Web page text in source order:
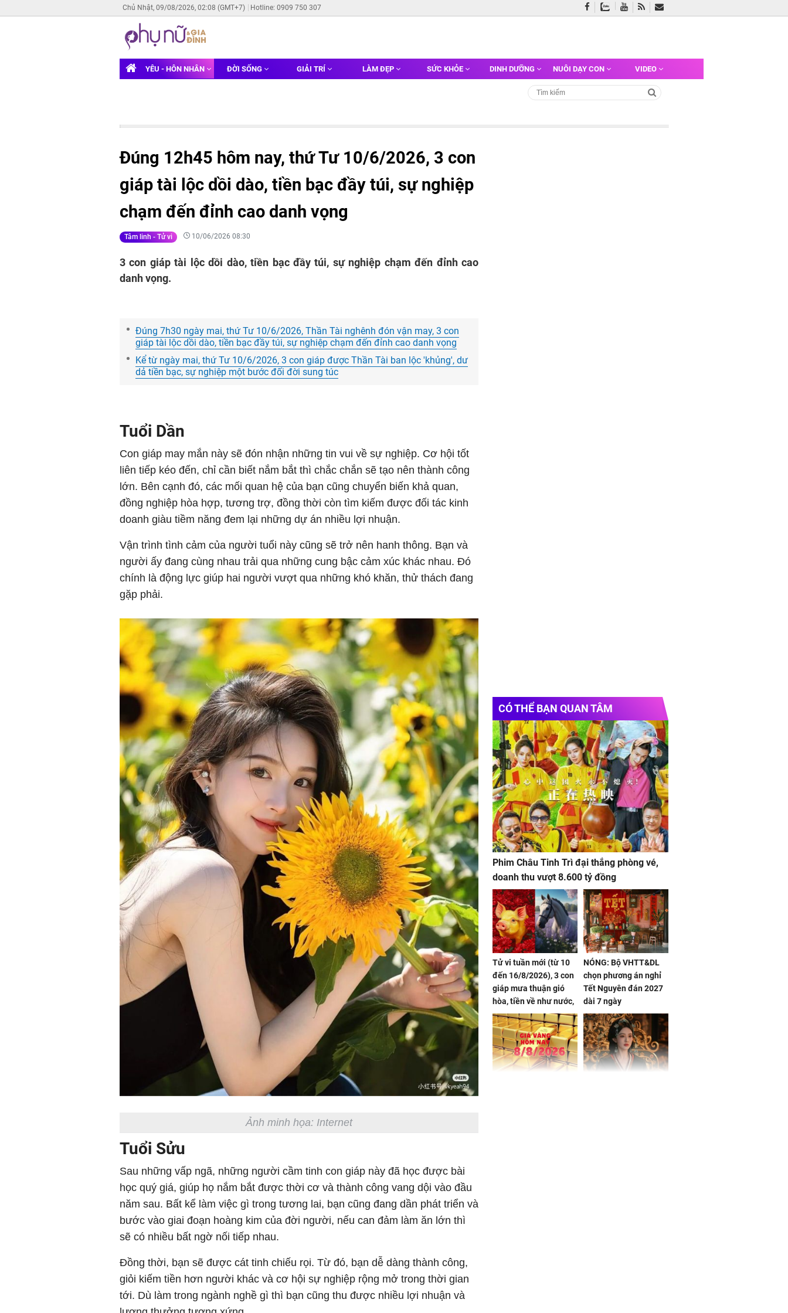
Chủ Nhật, 09/08/2026, 02:08 (GMT+7) Hotline: 0909 750 307
YÊU - HÔN NHÂN ĐỜI SỐNG GIẢI TRÍ LÀM ĐẸP SỨC KHỎE DINH DƯỠNG NUÔI DẠY CON VIDEO
Đúng 12h45 hôm nay, thứ Tư 10/6/2026, 3 con
giáp tài lộc dồi dào, tiền bạc đầy túi, sự nghiệp
chạm đến đỉnh cao danh vọng
Tâm linh - Tử vi 10/06/2026 08:30
3 con giáp tài lộc dồi dào, tiền bạc đầy túi, sự nghiệp chạm đến đỉnh cao
danh vọng.
Đúng 7h30 ngày mai, thứ Tư 10/6/2026, Thần Tài nghênh đón vận may, 3 con
giáp tài lộc dồi dào, tiền bạc đầy túi, sự nghiệp chạm đến đỉnh cao danh vọng
Kể từ ngày mai, thứ Tư 10/6/2026, 3 con giáp được Thần Tài ban lộc 'khủng', dư
dả tiền bạc, sự nghiệp một bước đối đời sung túc
Tuổi Dần
Con giáp may mắn này sẽ đón nhận những tin vui về sự nghiệp. Cơ hội tốt
liên tiếp kéo đến, chỉ cần biết nắm bắt thì chắc chắn sẽ tạo nên thành công
lớn. Bên cạnh đó, các mối quan hệ của bạn cũng chuyển biến khả quan,
đồng nghiệp hòa hợp, tương trợ, đồng thời còn tìm kiếm được đối tác kinh
doanh giàu tiềm năng đem lại những dự án nhiều lợi nhuận.
Vận trình tình cảm của người tuổi này cũng sẽ trở nên hanh thông. Bạn và
người ấy đang cùng nhau trải qua những cung bậc cảm xúc khác nhau. Đó
chính là động lực giúp hai người vượt qua những khó khăn, thử thách đang
gặp phải.
Ảnh minh họa: Internet
Tuổi Sửu
Sau những vấp ngã, những người cầm tinh con giáp này đã học được bài
học quý giá, giúp họ nắm bắt được thời cơ và thành công vang dội vào đầu
năm sau. Bất kể làm việc gì trong tương lai, bạn cũng đang dần phát triển và
bước vào giai đoạn hoàng kim của đời người, nếu can đảm làm ăn lớn thì
sẽ có nhiều bất ngờ nối tiếp nhau.
Đồng thời, bạn sẽ được cát tinh chiếu rọi. Từ đó, bạn dễ dàng thành công,
giỏi kiếm tiền hơn người khác và cơ hội sự nghiệp rộng mở trong thời gian
tới. Dù làm trong ngành nghề gì thì bạn cũng thu được nhiều lợi nhuận và
CÓ THỂ BẠN QUAN TÂM
Phim Châu Tinh Trì đại thắng phòng vé,
doanh thu vượt 8.600 tỷ đồng
Tử vi tuần mới (từ 10
đến 16/8/2026), 3 con
giáp mưa thuận gió
hòa, tiền về như nước,
bạc vàng dư dả, Phú
Quý Vinh Hoa, vận
trình khai sáng
NÓNG: Bộ VHTT&DL
chọn phương án nghỉ
Tết Nguyên đán 2027
dài 7 ngày